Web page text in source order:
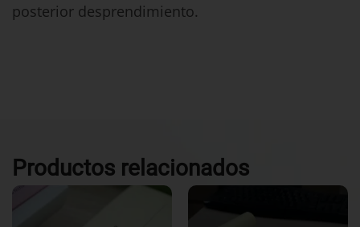
posterior desprendimiento.
Productos relacionados